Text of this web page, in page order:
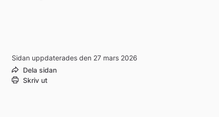
Sidan uppdaterades den 27 mars 2026
Dela sidan
Skriv ut